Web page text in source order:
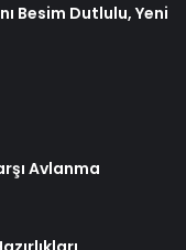
Besim Dutlulu, Yeni
Avlanma